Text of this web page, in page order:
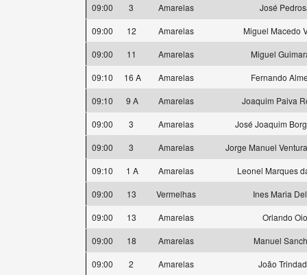
09:00
3 Amarelas
José
09:00
12 Amarelas
Miguel Macedo
09:00
11 Amarelas
Miguel
09:10
16 A Amarelas
Fernando
09:10
9 A Amarelas
Joaquim Paiva
09:00
3 Amarelas
José Joaquim
09:00
3 Amarelas
Jorge Manuel
09:10
1 A Amarelas
Leonel Marques
09:00
13 Vermelhas
Ines Maria
09:00
13 Amarelas
Orlando Oio
09:00
18 Amarelas
Manuel
09:00
2 Amarelas
João